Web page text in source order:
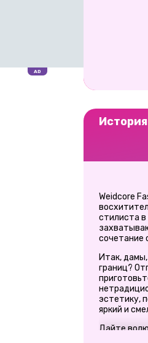
Weidcore
стилиста в
сочетание
Итак,
границ?
эстетику,
яркий и
Дайте